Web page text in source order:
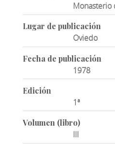
Monasterio
Lugar de publicación
Oviedo
Fecha de publicación
1978
Edición
1ª
Volumen (libro)
III